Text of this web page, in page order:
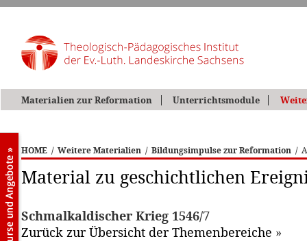
Materialien zur Reformation Unterrichtsmodule
HOME / Weitere Materialien / Bildungsimpulse zur Reformation /
Material zu geschichtlichen
Schmalkaldischer Krieg 1546/7
Zurück zur Übersicht der Themenbereiche »